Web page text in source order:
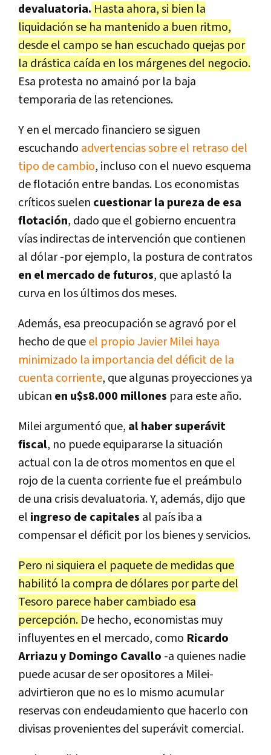
devaluatoria. Hasta ahora, si bien la
liquidación se ha mantenido a buen ritmo,
desde el campo se han escuchado quejas por
la drástica caída en los márgenes del negocio.
Esa protesta no amainó por la baja
temporaria de las retenciones.
Y en el mercado financiero se siguen
escuchando advertencias sobre el retraso del
tipo de cambio, incluso con el nuevo esquema
de flotación entre bandas. Los economistas
críticos suelen cuestionar la pureza de esa
flotación, dado que el gobierno encuentra
vías indirectas de intervención que contienen
al dólar -por ejemplo, la postura de contratos
en el mercado de futuros, que aplastó la
curva en los últimos dos meses.
Además, esa preocupación se agravó por el
hecho de queel propio Javier Milei haya
minimizado la importancia del déficit de la
cuenta corriente, que algunas proyecciones ya
ubican en u$s8.000 millones para este año.
Milei argumentó que, al haber superávit
fiscal, no puede equipararse la situación
actual con la de otros momentos en que el
rojo de la cuenta corriente fue el preámbulo
de una crisis devaluatoria. Y, además, dijo que
el ingreso de capitales al país iba a
compensar el déficit por los bienes y servicios.
Pero ni siquiera el paquete de medidas que
habilitó la compra de dólares por parte del
Tesoro parece haber cambiado esa
percepción. De hecho, economistas muy
influyentes en el mercado, como Ricardo
Arriazu y Domingo Cavallo -a quienes nadie
puede acusar de ser opositores a Milei-
advirtieron que no es lo mismo acumular
reservas con endeudamiento que hacerlo con
divisas provenientes del superávit comercial.